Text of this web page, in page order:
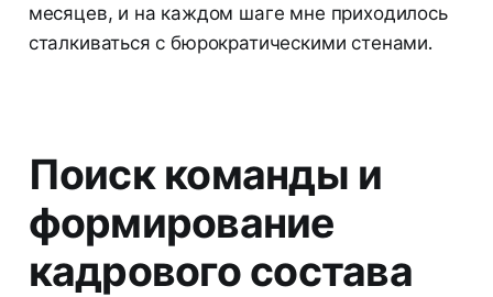
месяцев, и на каждом шаге мне приходилось
сталкиваться с бюрократическими стенами.
Поиск команды и
формирование
кадрового состава